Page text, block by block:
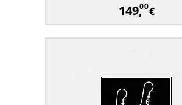
149,00€